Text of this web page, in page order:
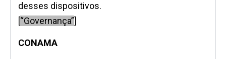
desses dispositivos.
[“Governança”]
CONAMA